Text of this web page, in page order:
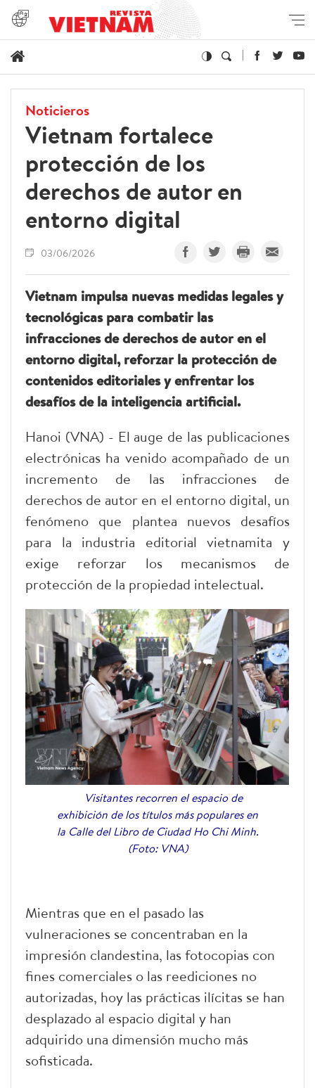
Noticieros
Vietnam fortalece
protección de los
derechos de autor en
entorno digital
03/06/2026
Vietnam impulsa nuevas medidas legales y
tecnológicas para combatir las
infracciones de derechos de autor en el
entorno digital, reforzar la protección de
contenidos editoriales y enfrentar los
desafíos de la inteligencia artificial.
Hanoi (VNA) - El auge de las publicaciones
electrónicas ha venido acompañado de un
incremento de las infracciones de
derechos de autor en el entorno digital, un
fenómeno que plantea nuevos desafíos
para la industria editorial vietnamita y
exige reforzar los mecanismos de
protección de la propiedad intelectual.
Visitantes recorren el espacio de
exhibición de los títulos más populares en
la Calle del Libro de Ciudad Ho Chi Minh.
(Foto: VNA)
Mientras que en el pasado las
vulneraciones se concentraban en la
impresión clandestina, las fotocopias con
fines comerciales o las reediciones no
autorizadas, hoy las prácticas ilícitas se han
desplazado al espacio digital y han
adquirido una dimensión mucho más
sofisticada.